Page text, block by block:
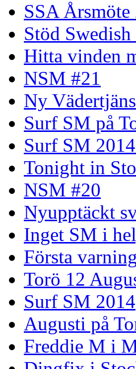
SSA Årsmöte
Stöd
Hitta vinden
NSM #21
Ny
Surf SM på
Surf SM
Tonight in
NSM #20
Nyupptäckt
Inget SM i
Första
Torö 12
Surf SM 2014
Augusti på
Freddie M i